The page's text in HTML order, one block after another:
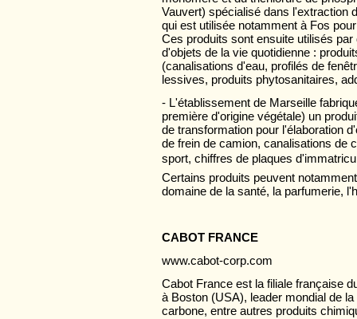
Vauvert) spécialisé dans l'extraction
qui est utilisée notamment à Fos
Ces produits sont ensuite utilisés
d'objets de la vie quotidienne :
(canalisations d'eau, profilés de
lessives, produits phytosanitaires,
- L'établissement de Marseille
première d'origine végétale) un
de transformation pour l'élaboration
de frein de camion, canalisations de
sport, chiffres de plaques
Certains produits peuvent
domaine de la santé, la parfumerie,
CABOT FRANCE
www.cabot-corp.com
Cabot France est la filiale française
à Boston (USA), leader mondial de
carbone, entre autres produits